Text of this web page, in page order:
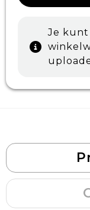
Je kunt